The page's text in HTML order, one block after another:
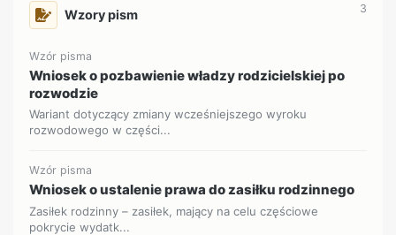
Wzory pism 3
Wzór pisma
Wniosek o pozbawienie władzy rodzicielskiej po
rozwodzie
Wariant dotyczący zmiany wcześniejszego wyroku
rozwodowego w części...
Wzór pisma
Wniosek o ustalenie prawa do zasiłku rodzinnego
Zasiłek rodzinny – zasiłek, mający na celu częściowe
pokrycie wydatk...